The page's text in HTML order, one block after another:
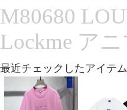
M80680
Lockme ア
最近チェックしたアイテム